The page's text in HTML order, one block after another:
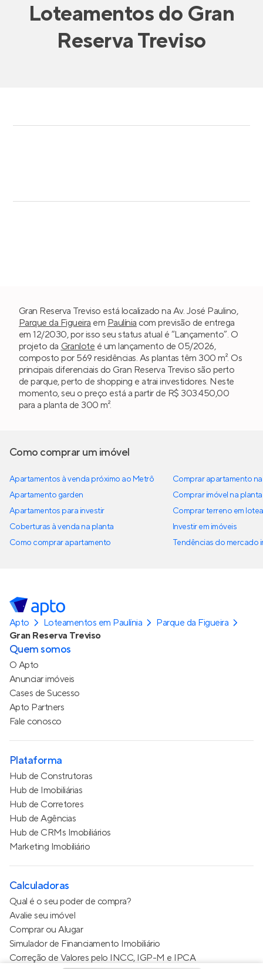
Loteamentosdo Gran
Reserva Treviso
Gran Reserva Treviso está localizado na Av. José Paulino,
Parque da Figueira em Paulínia com previsão de entrega
em 12/2030, por isso seu status atual é “Lançamento”. O
projeto da Granlote é um lançamento de 05/2026,
composto por 569 residências. As plantas têm 300 m². Os
principais diferenciais do Gran Reserva Treviso são perto
de parque, perto de shopping e atrai investidores. Neste
momento, seu o preço está a partir de R$ 303.450,00
para a planta de 300 m².
Como comprar um imóvel
Apartamentos à venda próximo ao Metrô
Apartamento garden
Apartamentos para investir
Coberturas à venda na planta
Como comprar apartamento
Comprar apartamento
Comprar imóvel na planta
Comprar terreno em
Investir em imóveis
Tendências do mercado
Apto Loteamentos em Paulínia
Parque da Figueira
Gran Reserva Treviso
Quem somos
O Apto
Anunciar imóveis
Cases de Sucesso
Apto Partners
Fale conosco
Plataforma
Hub de Construtoras
Hub de Imobiliárias
Hub de Corretores
Hub de Agências
Hub de CRMs Imobiliários
Marketing Imobiliário
Calculadoras
Qual é o seu poder de compra?
Avalie seu imóvel
Comprar ou Alugar
Simulador de Financiamento Imobiliário
Correção de Valores pelo INCC, IGP-M e IPCA